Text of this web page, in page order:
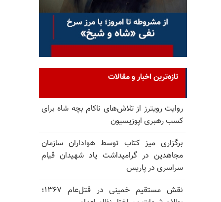
تازه‌ترین اخبار و مقالات
روایت رویترز از تلاش‌های ناکام بچه شاه برای
کسب رهبری اپوزیسیون
برگزاری میز کتاب توسط هواداران سازمان
مجاهدین در گرامیداشت یاد شهیدان قیام
سراسری در پاریس
نقش مستقیم خمینی در قتل‌عام ۱۳۶۷؛